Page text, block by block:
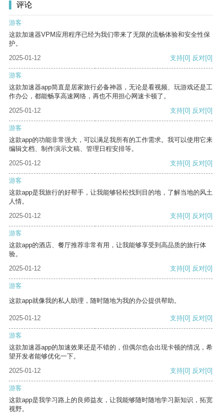
评论
游客
这款加速器VPM应用程序已经为我们带来了无限的流畅体验和安全性保
护。
2025-01-12
支持[0] 反对[0]
游客
这款加速器app简直是居家旅行必备神器，无论是看视频、玩游戏还是工
作办公，都能畅享高速网络，再也不用担心网速卡顿了。
2025-01-12
支持[0] 反对[0]
游客
这款app的功能非常强大，可以满足我所有的工作需求。我可以使用它来
编辑文档、制作演示文稿、管理日程安排等。
2025-01-12
支持[0] 反对[0]
游客
这款app是我旅行的好帮手，让我能够轻松找到目的地，了解当地的风土
人情。
2025-01-12
支持[0] 反对[0]
游客
这款app的酒店、餐厅推荐非常有用，让我能够享受到高品质的旅行体
验。
2025-01-12
支持[0] 反对[0]
游客
这款app就像我的私人助理，随时随地为我的办公提供帮助。
2025-01-12 支持[0] 反对[0]
游客
这款加速器app的加速效果还是不错的，但偶尔也会出现卡顿的情况，希
望开发者能够优化一下。
2025-01-12
支持[0] 反对[0]
游客
这款app是我学习路上的良师益友，让我能够随时随地学习新知识，拓宽
视野。